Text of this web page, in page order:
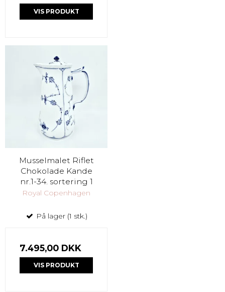
VIS PRODUKT
Musselmalet Riflet
Chokolade Kande
nr.1-34. sortering 1
Royal Copenhagen
På lager (1 stk.)
7.495,00 DKK
VIS PRODUKT